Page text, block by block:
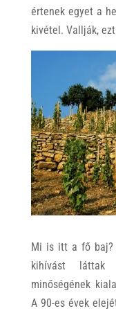
értenek egyet a
kivétel. Vallják,
Mi is itt a fő baj?
kihívást láttak
minőségének
A 90-es évek